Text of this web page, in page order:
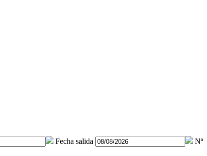
Fecha salida
Nª